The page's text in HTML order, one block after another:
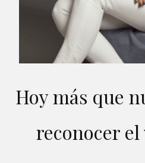
Hoy más que
reconocer